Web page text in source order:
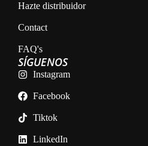
Hazte distribuidor
Contact
FAQ's
SÍGUENOS
Instagram
Facebook
Tiktok
LinkedIn